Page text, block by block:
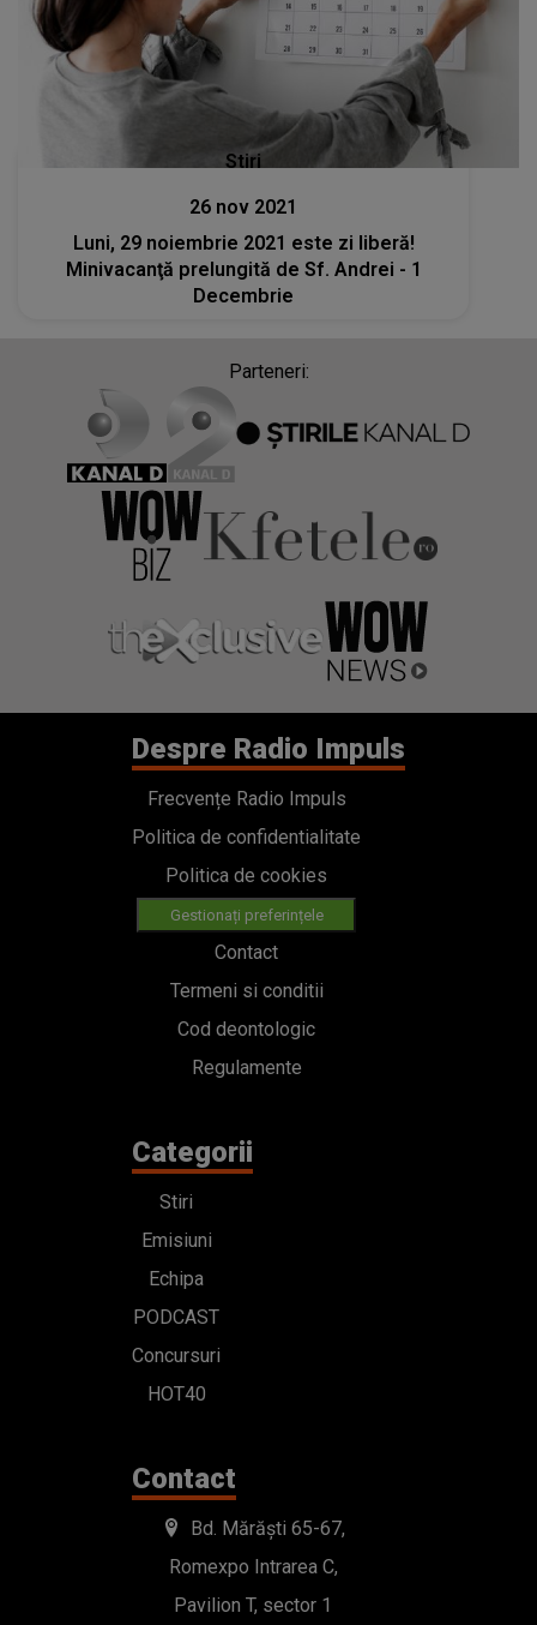
Stiri
26 nov 2021
Luni, 29 noiembrie 2021 este zi liberă!
Minivacanţă prelungită de Sf. Andrei - 1
Decembrie
Parteneri:
Despre Radio Impuls
Frecvențe Radio Impuls
Politica de confidentialitate
Politica de cookies
Gestionați preferințele
Contact
Termeni si conditii
Cod deontologic
Regulamente
Categorii
Stiri
Emisiuni
Echipa
PODCAST
Concursuri
HOT40
Contact
Bd. Mărăști 65-67,
Romexpo Intrarea C,
Pavilion T, sector 1